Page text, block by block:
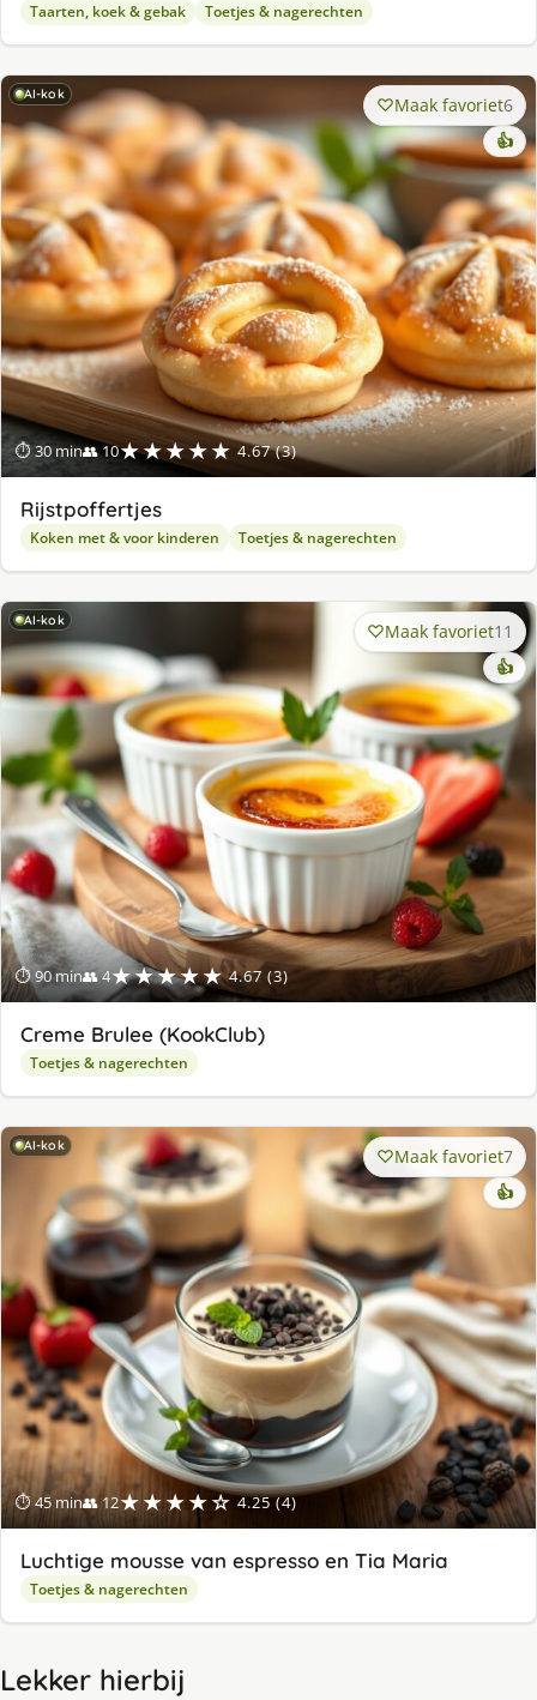
Taarten, koek & gebak Toetjes & nagerechten
AI-kok
⏱ 30 min👥 10★★★★★ 4.67 (3)
Maak favoriet6
👍
Rijstpoffertjes
Koken met & voor kinderen Toetjes & nagerechten
AI-kok
⏱ 90 min👥 4★★★★★ 4.67 (3)
Maak favoriet11
👍
Creme Brulee (KookClub)
Toetjes & nagerechten
AI-kok
⏱ 45 min👥 12★★★★☆ 4.25 (4)
Maak favoriet7
👍
Luchtige mousse van espresso en Tia Maria
Toetjes & nagerechten
Lekker hierbij